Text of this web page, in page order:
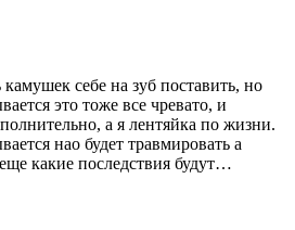
себе на зуб поставить, но
это тоже все чревато, и
а я лентяйка по жизни.
нао будет травмировать а
какие последствия будут…